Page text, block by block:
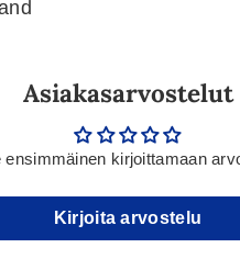
Asiakasarvostelut
ensimmäinen kirjoittamaan
Kirjoita arvostelu